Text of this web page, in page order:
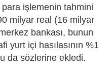
para işlemenin tahmini
milyar real (16 milyar
bankası, bunun
yurt içi hasılasının %1
da sözlerine ekledi.